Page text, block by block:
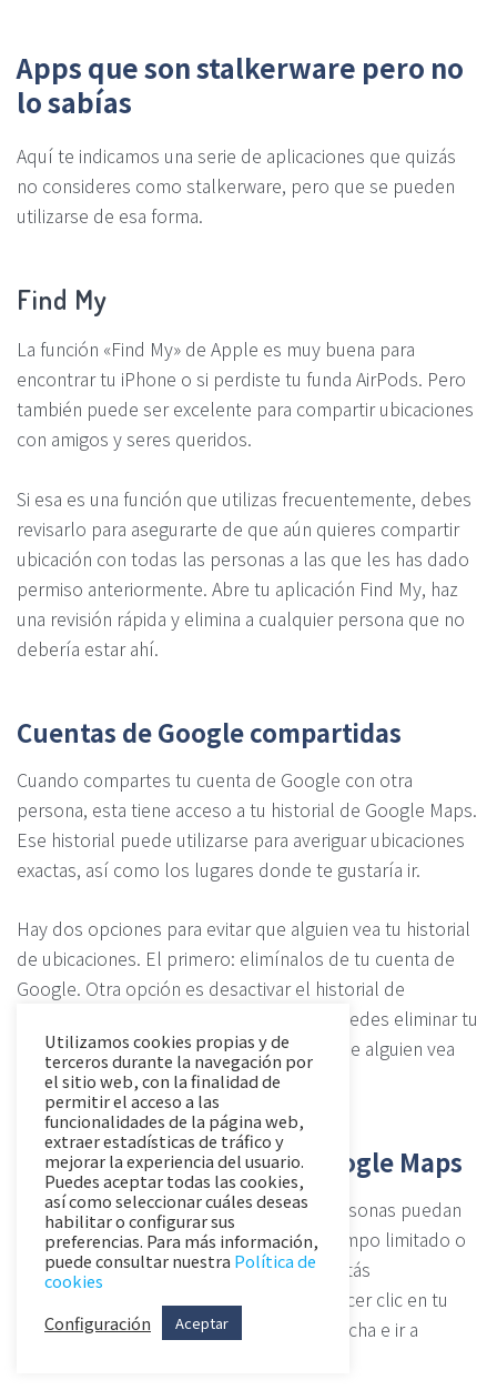
Apps que son stalkerware pero no
lo sabías
Aquí te indicamos una serie de aplicaciones que quizás
no consideres como stalkerware, pero que se pueden
utilizarse de esa forma.
Find My
La función «Find My» de Apple es muy buena para
encontrar tu iPhone o si perdiste tu funda AirPods. Pero
también puede ser excelente para compartir ubicaciones
con amigos y seres queridos.
Si esa es una función que utilizas frecuentemente, debes
revisarlo para asegurarte de que aún quieres compartir
ubicación con todas las personas a las que les has dado
permiso anteriormente. Abre tu aplicación Find My, haz
una revisión rápida y elimina a cualquier persona que no
debería estar ahí.
Cuentas de Google compartidas
Cuando compartes tu cuenta de Google con otra
persona, esta tiene acceso a tu historial de Google Maps.
Ese historial puede utilizarse para averiguar ubicaciones
exactas, así como los lugares donde te gustaría ir.
Hay dos opciones para evitar que alguien vea tu historial
de ubicaciones. El primero: elimínalos de tu cuenta de
Google. Otra opción es desactivar el historial de
ubicaciones en Google Maps. También puedes eliminar tu
historial de ubicaciones si te preocupa que alguien vea
dónde has estado.
Compartir ubicación en Google Maps
Google Maps da la opción de que las personas puedan
compartir sus ubicaciones durante un tiempo limitado o
indefinidamente. Para saber con quién estás
compartiendo en Google Maps debes hacer clic en tu
foto de perfil en la esquina superior derecha e ir a
Utilizamos cookies propias y de
terceros durante la navegación por
el sitio web, con la finalidad de
permitir el acceso a las
funcionalidades de la página web,
extraer estadísticas de tráfico y
mejorar la experiencia del usuario.
Puedes aceptar todas las cookies,
así como seleccionar cuáles deseas
habilitar o configurar sus
preferencias. Para más información,
puede consultar nuestra Política de
cookies
Configuración
Aceptar